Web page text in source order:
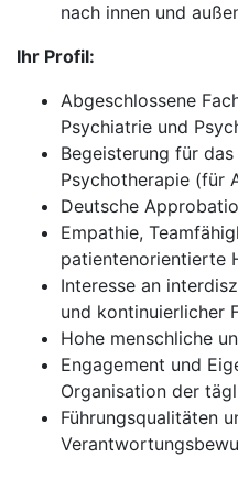
nach innen und
Ihr Profil:
Abgeschlossene
Psychiatrie und
Begeisterung für
Psychotherapie (für
Deutsche
Empathie,
patientenorientierte
Interesse an
und kontinuierlicher
Hohe menschliche
Engagement und
Organisation der
Führungsqualitäten